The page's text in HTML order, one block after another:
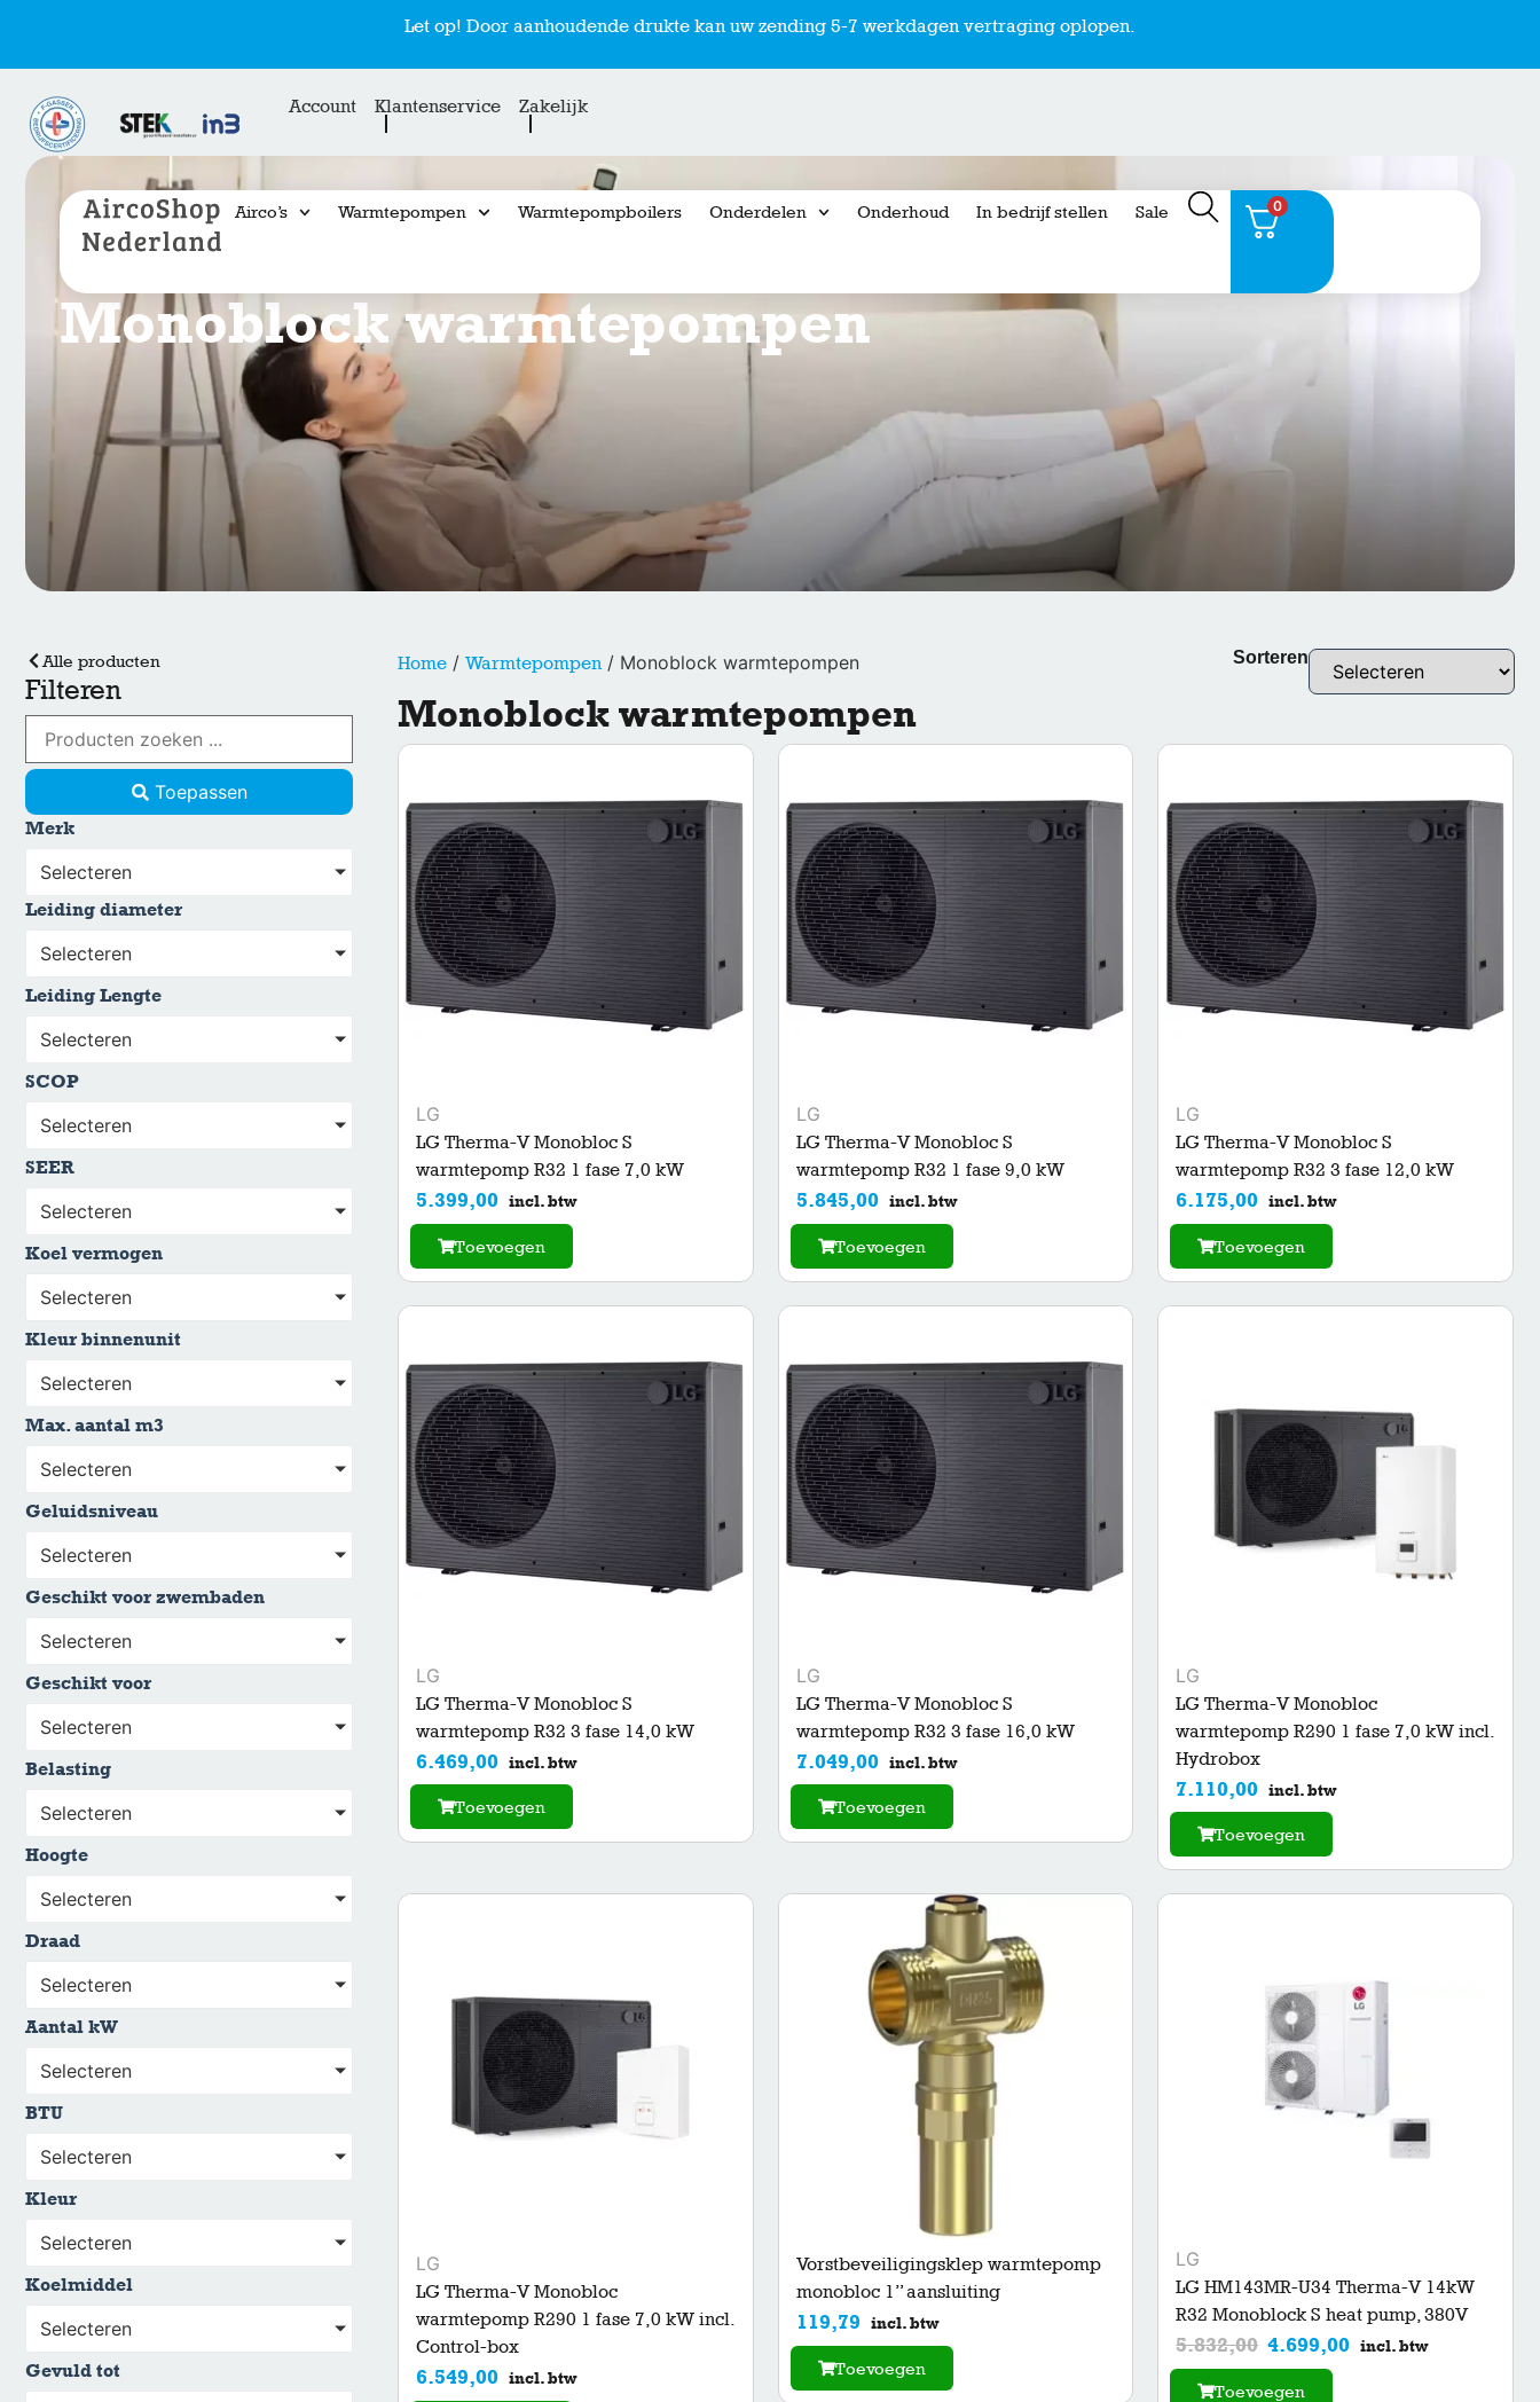
Let op! Door aanhoudende drukte kan uw zending 5-7 werkdagen vertraging oplopen.
Account Klantenservice Zakelijk
Airco’s Warmtepompen Warmtepompboilers Onderdelen Onderhoud In bedrijf stellen Sale 0
Monoblock warmtepompen
Alle producten
Filteren
Toepassen
Merk
Selecteren
Leiding diameter
Selecteren
Leiding Lengte
Selecteren
SCOP
Selecteren
SEER
Selecteren
Koel vermogen
Selecteren
Kleur binnenunit
Selecteren
Max. aantal m3
Selecteren
Geluidsniveau
Selecteren
Geschikt voor zwembaden
Selecteren
Geschikt voor
Selecteren
Belasting
Selecteren
Hoogte
Selecteren
Draad
Selecteren
Aantal kW
Selecteren
BTU
Selecteren
Kleur
Selecteren
Koelmiddel
Selecteren
Gevuld tot
Home / Warmtepompen/ Monoblock warmtepompen Sorteren
Monoblock warmtepompen
LG
LG Therma-V Monobloc S
warmtepomp R32 1 fase 7,0 kW
5.399,00 incl. btw
Toevoegen
LG
LG Therma-V Monobloc S
warmtepomp R32 1 fase 9,0 kW
5.845,00 incl. btw
Toevoegen
LG
LG Therma-V Monobloc S
warmtepomp R32 3 fase 12,0 kW
6.175,00 incl. btw
Toevoegen
LG
LG Therma-V Monobloc S
warmtepomp R32 3 fase 14,0 kW
6.469,00 incl. btw
Toevoegen
LG
LG Therma-V Monobloc S
warmtepomp R32 3 fase 16,0 kW
7.049,00 incl. btw
Toevoegen
LG
LG Therma-V Monobloc
warmtepomp R290 1 fase 7,0 kW incl.
Hydrobox
7.110,00 incl. btw
Toevoegen
LG
LG Therma-V Monobloc
warmtepomp R290 1 fase 7,0 kW incl.
Control-box
6.549,00 incl. btw
Vorstbeveiligingsklep warmtepomp
monobloc 1” aansluiting
119,79 incl. btw
Toevoegen
LG
LG HM143MR-U34 Therma-V 14kW
R32 Monoblock S heat pump, 380V
5.832,00 4.699,00 incl. btw
Toevoegen